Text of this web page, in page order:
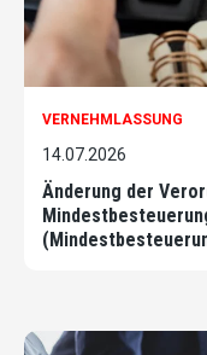
VERNEHMLASSUNG
14.07.2026
Änderung der